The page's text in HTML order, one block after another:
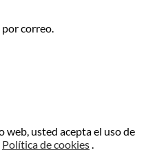
por correo.
usted acepta el uso de
Política de cookies.